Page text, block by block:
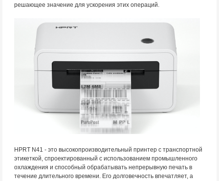
решающее значение для ускорения этих операций.
HPRT N41 - это высокопроизводительный принтер с транспортной
этикеткой, спроектированный с использованием промышленного
охлаждения и способный обрабатывать непрерывную печать в
течение длительного времени. Его долговечность впечатляет, а